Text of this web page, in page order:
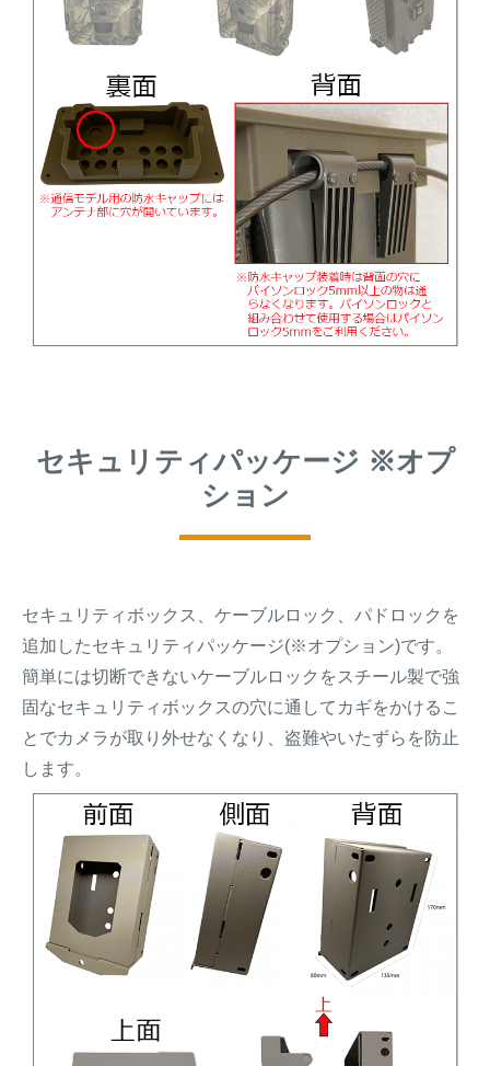
セキュリティパッケージ ※オプ
ション
セキュリティボックス、ケーブルロック、パドロックを
追加したセキュリティパッケージ(※オプション)です。
簡単には切断できないケーブルロックをスチール製で強
固なセキュリティボックスの穴に通してカギをかけるこ
とでカメラが取り外せなくなり、盗難やいたずらを防止
します。